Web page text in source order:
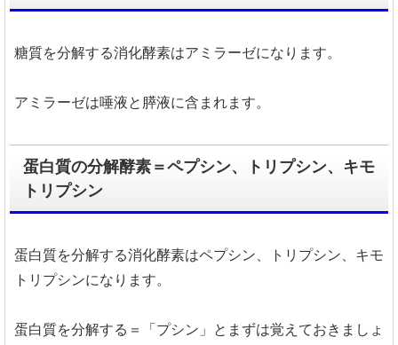
糖質を分解する消化酵素はアミラーゼになります。
アミラーゼは唾液と膵液に含まれます。
蛋白質の分解酵素＝ペプシン、トリプシン、キモ
トリプシン
蛋白質を分解する消化酵素はペプシン、トリプシン、キモ
トリプシンになります。
蛋白質を分解する＝「プシン」とまずは覚えておきましょ